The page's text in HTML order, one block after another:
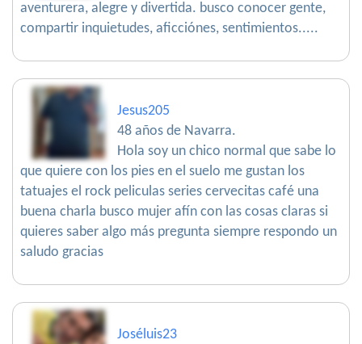
aventurera, alegre y divertida. busco conocer gente,
compartir inquietudes, aficciónes, sentimientos.....
Jesus205
48 años de Navarra.
Hola soy un chico normal que sabe lo
que quiere con los pies en el suelo me gustan los
tatuajes el rock peliculas series cervecitas café una
buena charla busco mujer afín con las cosas claras si
quieres saber algo más pregunta siempre respondo un
saludo gracias
Joséluis23